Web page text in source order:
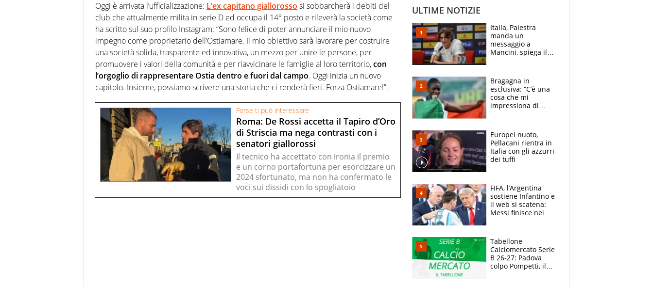
Oggi è arrivata l’ufficializzazione: L’ex capitano giallorosso si sobbarcherà i debiti del
club che attualmente milita in serie D ed occupa il 14° posto e rileverà la società come
ha scritto sul suo profilo Instagram: “Sono felice di poter annunciare il mio nuovo
impegno come proprietario dell’Ostiamare. Il mio obiettivo sarà lavorare per costruire
una società solida, trasparente ed innovativa, un mezzo per unire le persone, per
promuovere i valori della comunità e per riavvicinare le famiglie al loro territorio,con
l’orgoglio di rappresentare Ostia dentro e fuori dal campo. Oggi inizia un nuovo
capitolo. Insieme, possiamo scrivere una storia che ci renderà fieri. Forza Ostiamare!”.
Forse ti può interessare
Roma: De Rossi accetta il Tapiro d’Oro
di Striscia ma nega contrasti con i
senatori giallorossi
Il tecnico ha accettato con ironia il premio
e un corno portafortuna per esorcizzare un
2024 sfortunato, ma non ha confermato le
voci sui dissidi con lo spogliatoio
ULTIME NOTIZIE
Italia, Palestra
manda un
messaggio a
Mancini, spiega il
l'alleanza con
Donnarumma
Bragagna in
esclusiva: “C’è una
cosa che mi
impressiona di
E svela la sorpresa
agli Europei
Europei nuoto,
Pellacani rientra in
Italia con gli azzurri
dei tuffi
FIFA, l’Argentina
sostiene Infantino e
il web si scatena:
Messi finisce nei
polemiche
Tabellone
Calciomercato Serie
B 26-27: Padova
colpo Pompetti, il